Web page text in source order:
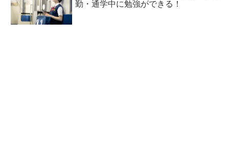
勤・通学中に勉強ができる！